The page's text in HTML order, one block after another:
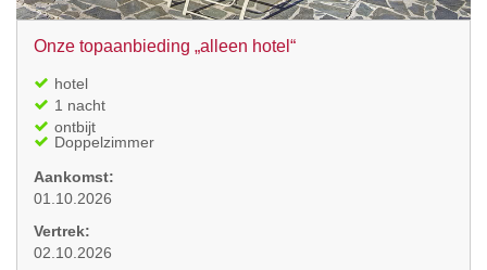
Onze topaanbieding „alleen hotel“
hotel
1 nacht
ontbijt
Doppelzimmer
Aankomst:
01.10.2026
Vertrek:
02.10.2026